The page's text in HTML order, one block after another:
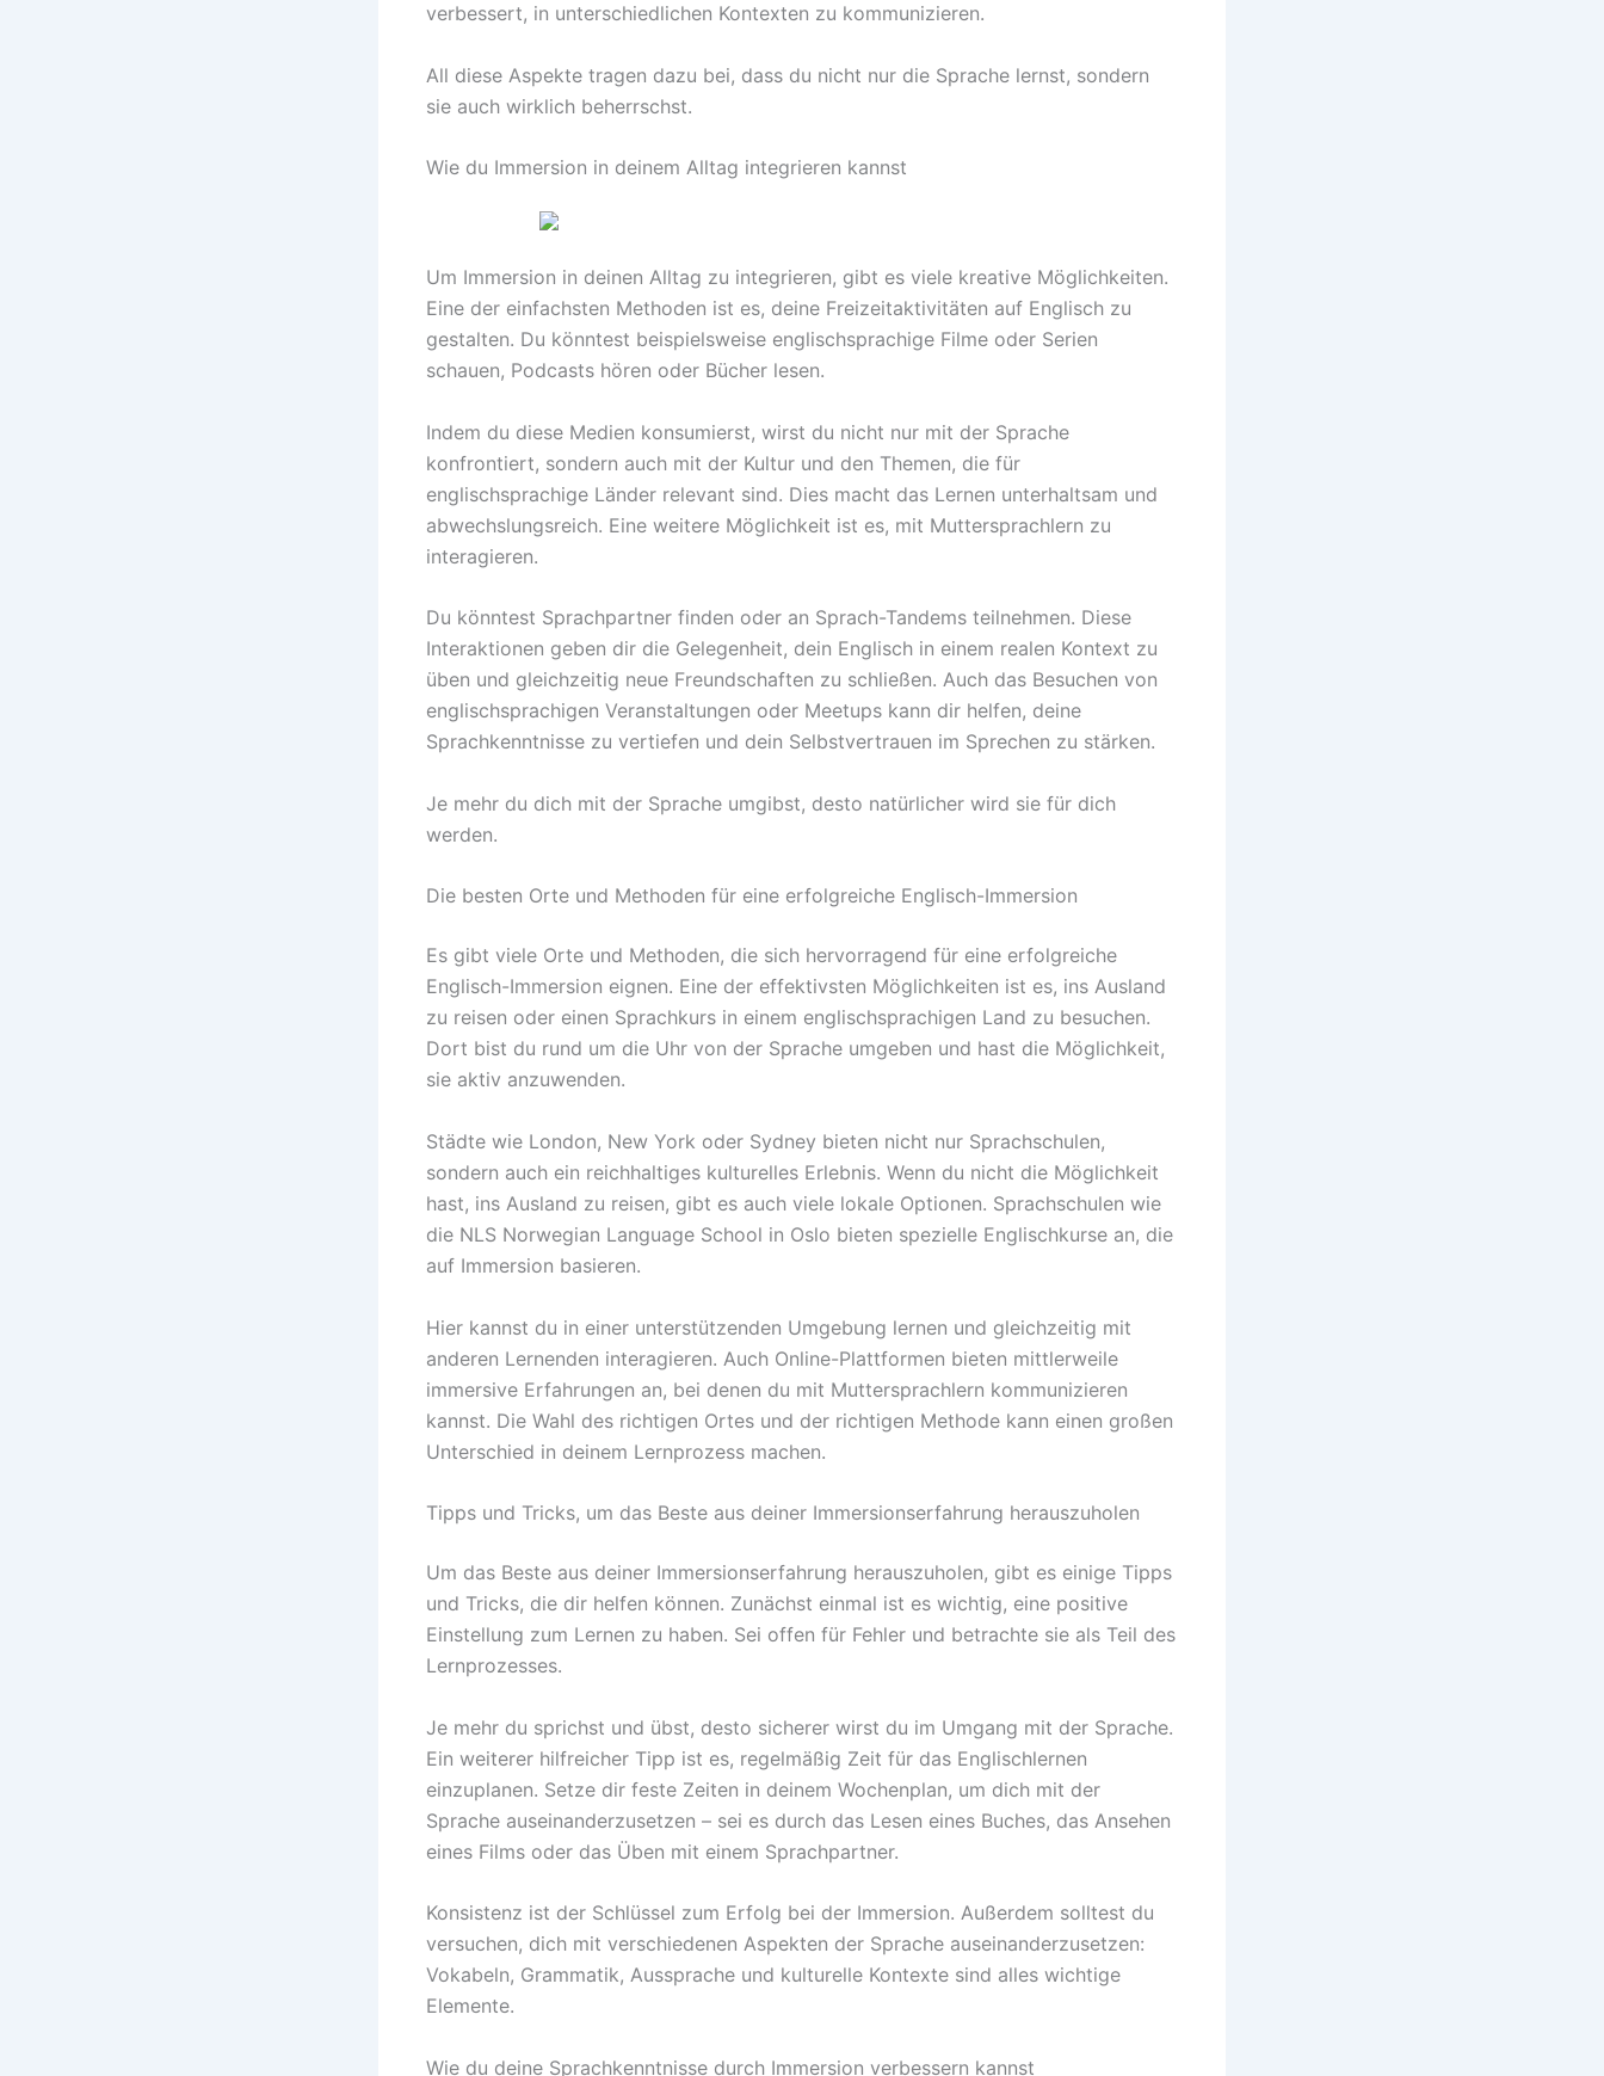
verbessert, in unterschiedlichen Kontexten zu kommunizieren.
All diese Aspekte tragen dazu bei, dass du nicht nur die Sprache lernst, sondern
sie auch wirklich beherrschst.
Wie du Immersion in deinem Alltag integrieren kannst
Um Immersion in deinen Alltag zu integrieren, gibt es viele kreative Möglichkeiten.
Eine der einfachsten Methoden ist es, deine Freizeitaktivitäten auf Englisch zu
gestalten. Du könntest beispielsweise englischsprachige Filme oder Serien
schauen, Podcasts hören oder Bücher lesen.
Indem du diese Medien konsumierst, wirst du nicht nur mit der Sprache
konfrontiert, sondern auch mit der Kultur und den Themen, die für
englischsprachige Länder relevant sind. Dies macht das Lernen unterhaltsam und
abwechslungsreich. Eine weitere Möglichkeit ist es, mit Muttersprachlern zu
interagieren.
Du könntest Sprachpartner finden oder an Sprach-Tandems teilnehmen. Diese
Interaktionen geben dir die Gelegenheit, dein Englisch in einem realen Kontext zu
üben und gleichzeitig neue Freundschaften zu schließen. Auch das Besuchen von
englischsprachigen Veranstaltungen oder Meetups kann dir helfen, deine
Sprachkenntnisse zu vertiefen und dein Selbstvertrauen im Sprechen zu stärken.
Je mehr du dich mit der Sprache umgibst, desto natürlicher wird sie für dich
werden.
Die besten Orte und Methoden für eine erfolgreiche Englisch-Immersion
Es gibt viele Orte und Methoden, die sich hervorragend für eine erfolgreiche
Englisch-Immersion eignen. Eine der effektivsten Möglichkeiten ist es, ins Ausland
zu reisen oder einen Sprachkurs in einem englischsprachigen Land zu besuchen.
Dort bist du rund um die Uhr von der Sprache umgeben und hast die Möglichkeit,
sie aktiv anzuwenden.
Städte wie London, New York oder Sydney bieten nicht nur Sprachschulen,
sondern auch ein reichhaltiges kulturelles Erlebnis. Wenn du nicht die Möglichkeit
hast, ins Ausland zu reisen, gibt es auch viele lokale Optionen. Sprachschulen wie
die NLS Norwegian Language School in Oslo bieten spezielle Englischkurse an, die
auf Immersion basieren.
Hier kannst du in einer unterstützenden Umgebung lernen und gleichzeitig mit
anderen Lernenden interagieren. Auch Online-Plattformen bieten mittlerweile
immersive Erfahrungen an, bei denen du mit Muttersprachlern kommunizieren
kannst. Die Wahl des richtigen Ortes und der richtigen Methode kann einen großen
Unterschied in deinem Lernprozess machen.
Tipps und Tricks, um das Beste aus deiner Immersionserfahrung herauszuholen
Um das Beste aus deiner Immersionserfahrung herauszuholen, gibt es einige Tipps
und Tricks, die dir helfen können. Zunächst einmal ist es wichtig, eine positive
Einstellung zum Lernen zu haben. Sei offen für Fehler und betrachte sie als Teil des
Lernprozesses.
Je mehr du sprichst und übst, desto sicherer wirst du im Umgang mit der Sprache.
Ein weiterer hilfreicher Tipp ist es, regelmäßig Zeit für das Englischlernen
einzuplanen. Setze dir feste Zeiten in deinem Wochenplan, um dich mit der
Sprache auseinanderzusetzen – sei es durch das Lesen eines Buches, das Ansehen
eines Films oder das Üben mit einem Sprachpartner.
Konsistenz ist der Schlüssel zum Erfolg bei der Immersion. Außerdem solltest du
versuchen, dich mit verschiedenen Aspekten der Sprache auseinanderzusetzen:
Vokabeln, Grammatik, Aussprache und kulturelle Kontexte sind alles wichtige
Elemente.
Wie du deine Sprachkenntnisse durch Immersion verbessern kannst